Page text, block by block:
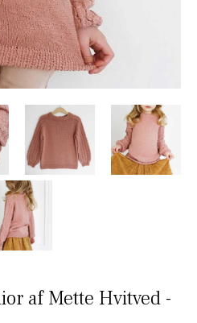
af Mette Hvitved -